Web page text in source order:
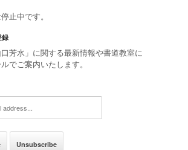
止中です。
録
芳水」に関する最新情報や書道教室に
でご案内いたします。